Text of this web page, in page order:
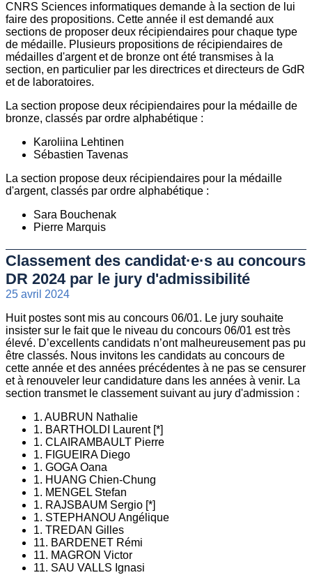
CNRS Sciences informatiques demande à la section de lui
faire des propositions. Cette année il est demandé aux
sections de proposer deux récipiendaires pour chaque type
de médaille. Plusieurs propositions de récipiendaires de
médailles d'argent et de bronze ont été transmises à la
section, en particulier par les directrices et directeurs de GdR
et de laboratoires.
La section propose deux récipiendaires pour la médaille de
bronze, classés par ordre alphabétique :
Karoliina Lehtinen
Sébastien Tavenas
La section propose deux récipiendaires pour la médaille
d'argent, classés par ordre alphabétique :
Sara Bouchenak
Pierre Marquis
Classement des candidat·e·s au concours
DR 2024 par le jury d'admissibilité
25 avril 2024
Huit postes sont mis au concours 06/01. Le jury souhaite
insister sur le fait que le niveau du concours 06/01 est très
élevé. D’excellents candidats n’ont malheureusement pas pu
être classés. Nous invitons les candidats au concours de
cette année et des années précédentes à ne pas se censurer
et à renouveler leur candidature dans les années à venir. La
section transmet le classement suivant au jury d'admission :
1. AUBRUN Nathalie
1. BARTHOLDI Laurent [*]
1. CLAIRAMBAULT Pierre
1. FIGUEIRA Diego
1. GOGA Oana
1. HUANG Chien-Chung
1. MENGEL Stefan
1. RAJSBAUM Sergio [*]
1. STEPHANOU Angélique
1. TREDAN Gilles
11. BARDENET Rémi
11. MAGRON Victor
11. SAU VALLS Ignasi